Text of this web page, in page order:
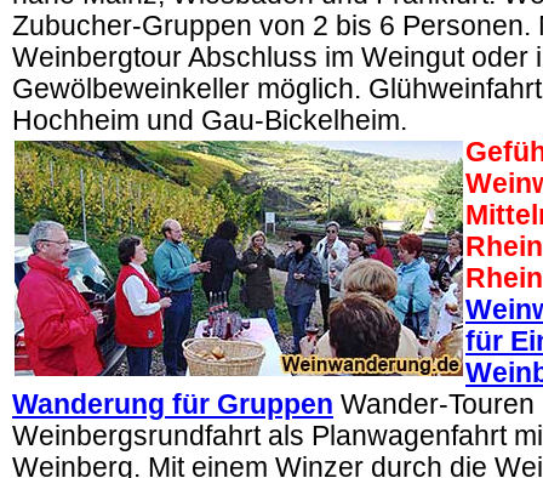
Zubucher-Gruppen von 2 bis 6 Personen.
Weinbergtour Abschluss im Weingut oder
Gewölbeweinkeller möglich.
Hochheim und Gau-Bickelheim.
für
Wanderung für Gruppen Wander-Touren
Weinbergsrundfahrt als Planwagenfahrt
Weinberg. Mit einem Winzer durch die